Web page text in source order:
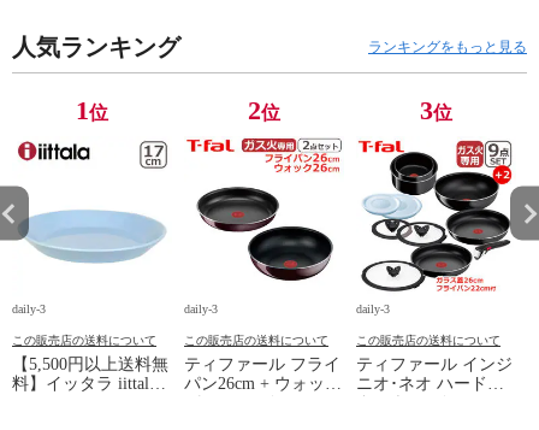
用 直火 T-fal 【北海
2009c2222
人気ランキング ランキングをもっと見る
1位
daily-3
この販売店の送料について
【5,500円以上送料無
料】イッタラ iittala
2位
daily-3
この販売店の送料について
ティファール フライ
パン26cm + ウォック
パン26cm インジニ
3位
daily-3
この販売店の送料について
ティファール インジ
ニオ･ネオ ハードチ
タニウム･インテンス